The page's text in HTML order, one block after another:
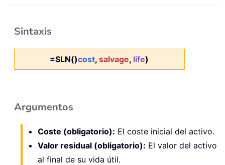
Sintaxis
=SLN()cost,salvage, life)
Argumentos
Coste (obligatorio): El coste inicial del activo.
Valor residual (obligatorio): El valor del activo
al final de su vida útil.